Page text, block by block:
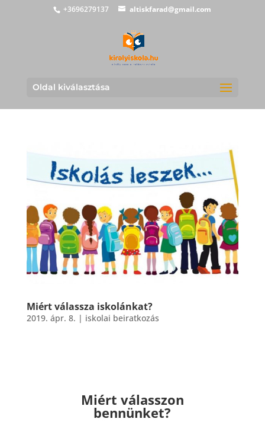
+3696279137 altiskfarad@gmail.com
Oldal kiválasztása
Miért válassza iskolánkat?
2019. ápr. 8. | iskolai beiratkozás
Miért válasszon
bennünket?